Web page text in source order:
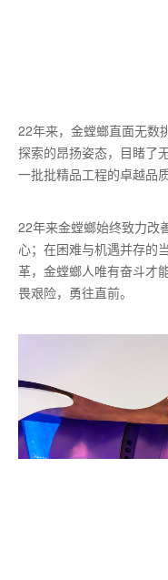
22年来，金螳螂直面无数
探索的昂扬姿态，目睹了
一批批精品工程的卓越品质
22年来金螳螂始终致力改
心；在困难与机遇并存的
革，金螳螂人唯有奋斗才
畏艰险，勇往直前。